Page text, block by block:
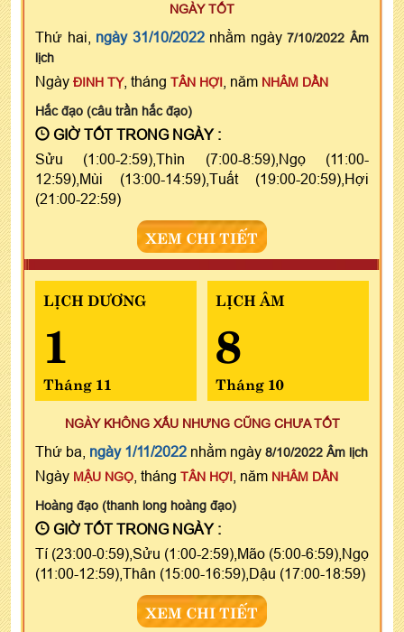
NGÀY TỐT
Thứ hai, ngày 31/10/2022nhằm ngày7/10/2022 Âm
lịch
Ngày ĐINH TỴ, tháng TÂN HỢI , năm NHÂM DẦN
Hắc đạo (câu trần hắc đạo)
GIỜ TỐT TRONG NGÀY :
Sửu (1:00-2:59),Thìn (7:00-8:59),Ngọ (11:00-
12:59),Mùi (13:00-14:59),Tuất (19:00-20:59),Hợi
(21:00-22:59)
XEM CHI TIẾT
LỊCH DƯƠNG
1
Tháng 11
LỊCH ÂM
8
Tháng 10
NGÀY KHÔNG XẤU NHƯNG CŨNG CHƯA TỐT
Thứ ba, ngày 1/11/2022 nhằm ngày 8/10/2022 Âm lịch
Ngày MẬU NGỌ , tháng TÂN HỢI , năm NHÂM DẦN
Hoàng đạo (thanh long hoàng đạo)
GIỜ TỐT TRONG NGÀY :
Tí (23:00-0:59),Sửu (1:00-2:59),Mão (5:00-6:59),Ngọ
(11:00-12:59),Thân (15:00-16:59),Dậu (17:00-18:59)
XEM CHI TIẾT